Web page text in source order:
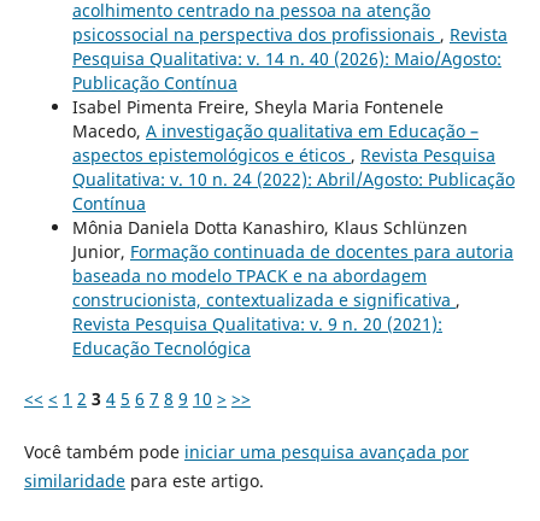
acolhimento centrado na pessoa na atenção
psicossocial na perspectiva dos profissionais , Revista
Pesquisa Qualitativa: v. 14 n. 40 (2026): Maio/Agosto:
Publicação Contínua
Isabel Pimenta Freire, Sheyla Maria Fontenele
Macedo, A investigação qualitativa em Educação –
aspectos epistemológicos e éticos , Revista Pesquisa
Qualitativa: v. 10 n. 24 (2022): Abril/Agosto: Publicação
Contínua
Mônia Daniela Dotta Kanashiro, Klaus Schlünzen
Junior, Formação continuada de docentes para autoria
baseada no modelo TPACK e na abordagem
construcionista, contextualizada e significativa ,
Revista Pesquisa Qualitativa: v. 9 n. 20 (2021):
Educação Tecnológica
<< < 1 2 3 4 5 6 7 8 9 10 > >>
Você também pode iniciar uma pesquisa avançada por
similaridadepara este artigo.